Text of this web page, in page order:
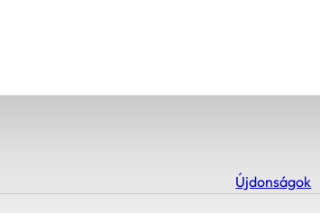
Újdonságok